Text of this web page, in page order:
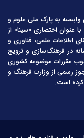
وابسته به پارک ملی علوم و
عنوان اختصاری «سینا» از
ارتقای اطلاعات علمی، فناوری و
در فرهنگ‌سازی و ترویج
مقررات موضوعه کشوری
رسمی از وزارت فرهنگ و